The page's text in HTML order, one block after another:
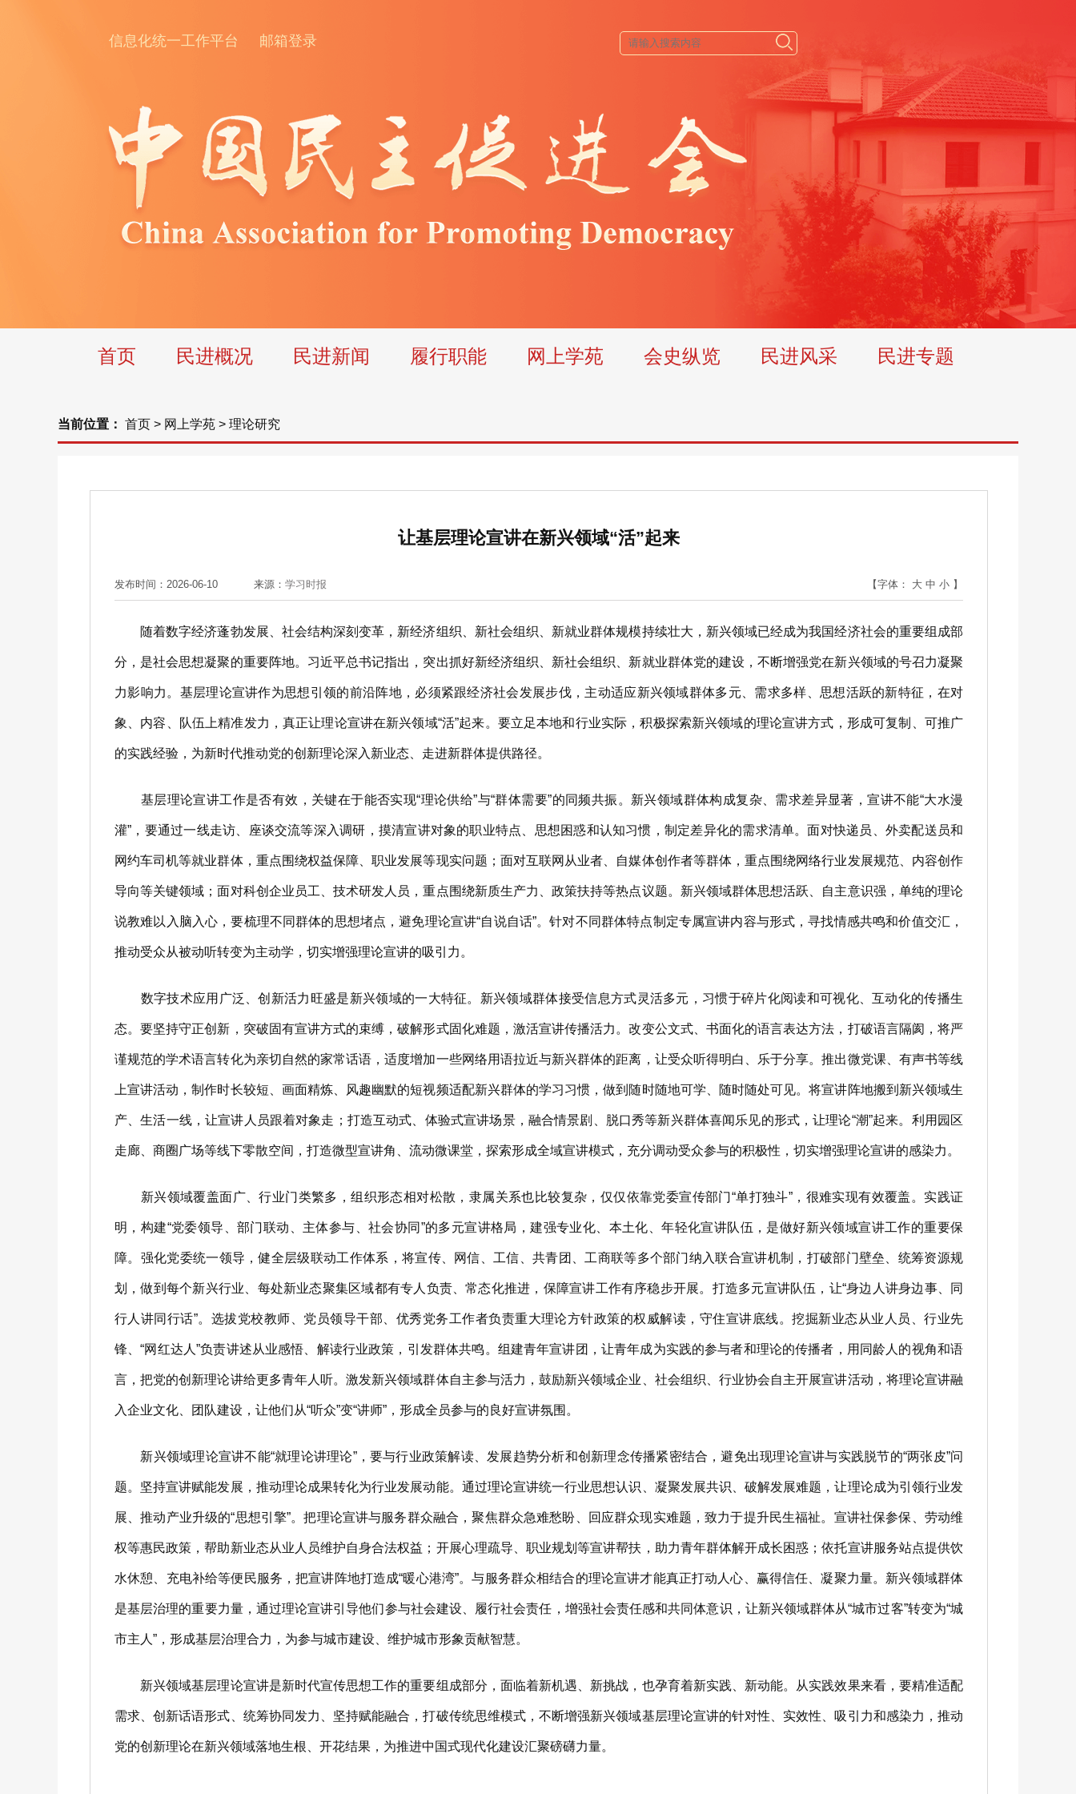
信息化统一工作平台 邮箱登录
首页 民进概况 民进新闻 履行职能 网上学苑 会史纵览 民进风采 民进专题
当前位置： 首页 > 网上学苑 > 理论研究
让基层理论宣讲在新兴领域“活”起来
发布时间：2026-06-10 来源： 学习时报 【字体： 大 中 小 】
随着数字经济蓬勃发展、社会结构深刻变革，新经济组织、新社会组织、新就业群体规模持续壮大，新兴领域已经成为我国经济社会的重要组成部
分，是社会思想凝聚的重要阵地。习近平总书记指出，突出抓好新经济组织、新社会组织、新就业群体党的建设，不断增强党在新兴领域的号召力凝聚
力影响力。基层理论宣讲作为思想引领的前沿阵地，必须紧跟经济社会发展步伐，主动适应新兴领域群体多元、需求多样、思想活跃的新特征，在对
象、内容、队伍上精准发力，真正让理论宣讲在新兴领域“活”起来。要立足本地和行业实际，积极探索新兴领域的理论宣讲方式，形成可复制、可推广
的实践经验，为新时代推动党的创新理论深入新业态、走进新群体提供路径。
基层理论宣讲工作是否有效，关键在于能否实现“理论供给”与“群体需要”的同频共振。新兴领域群体构成复杂、需求差异显著，宣讲不能“大水漫
灌”，要通过一线走访、座谈交流等深入调研，摸清宣讲对象的职业特点、思想困惑和认知习惯，制定差异化的需求清单。面对快递员、外卖配送员和
网约车司机等就业群体，重点围绕权益保障、职业发展等现实问题；面对互联网从业者、自媒体创作者等群体，重点围绕网络行业发展规范、内容创作
导向等关键领域；面对科创企业员工、技术研发人员，重点围绕新质生产力、政策扶持等热点议题。新兴领域群体思想活跃、自主意识强，单纯的理论
说教难以入脑入心，要梳理不同群体的思想堵点，避免理论宣讲“自说自话”。针对不同群体特点制定专属宣讲内容与形式，寻找情感共鸣和价值交汇，
推动受众从被动听转变为主动学，切实增强理论宣讲的吸引力。
数字技术应用广泛、创新活力旺盛是新兴领域的一大特征。新兴领域群体接受信息方式灵活多元，习惯于碎片化阅读和可视化、互动化的传播生
态。要坚持守正创新，突破固有宣讲方式的束缚，破解形式固化难题，激活宣讲传播活力。改变公文式、书面化的语言表达方法，打破语言隔阂，将严
谨规范的学术语言转化为亲切自然的家常话语，适度增加一些网络用语拉近与新兴群体的距离，让受众听得明白、乐于分享。推出微党课、有声书等线
上宣讲活动，制作时长较短、画面精炼、风趣幽默的短视频适配新兴群体的学习习惯，做到随时随地可学、随时随处可见。将宣讲阵地搬到新兴领域生
产、生活一线，让宣讲人员跟着对象走；打造互动式、体验式宣讲场景，融合情景剧、脱口秀等新兴群体喜闻乐见的形式，让理论“潮”起来。利用园区
走廊、商圈广场等线下零散空间，打造微型宣讲角、流动微课堂，探索形成全域宣讲模式，充分调动受众参与的积极性，切实增强理论宣讲的感染力。
新兴领域覆盖面广、行业门类繁多，组织形态相对松散，隶属关系也比较复杂，仅仅依靠党委宣传部门“单打独斗”，很难实现有效覆盖。实践证
明，构建“党委领导、部门联动、主体参与、社会协同”的多元宣讲格局，建强专业化、本土化、年轻化宣讲队伍，是做好新兴领域宣讲工作的重要保
障。强化党委统一领导，健全层级联动工作体系，将宣传、网信、工信、共青团、工商联等多个部门纳入联合宣讲机制，打破部门壁垒、统筹资源规
划，做到每个新兴行业、每处新业态聚集区域都有专人负责、常态化推进，保障宣讲工作有序稳步开展。打造多元宣讲队伍，让“身边人讲身边事、同
行人讲同行话”。选拔党校教师、党员领导干部、优秀党务工作者负责重大理论方针政策的权威解读，守住宣讲底线。挖掘新业态从业人员、行业先
锋、“网红达人”负责讲述从业感悟、解读行业政策，引发群体共鸣。组建青年宣讲团，让青年成为实践的参与者和理论的传播者，用同龄人的视角和语
言，把党的创新理论讲给更多青年人听。激发新兴领域群体自主参与活力，鼓励新兴领域企业、社会组织、行业协会自主开展宣讲活动，将理论宣讲融
入企业文化、团队建设，让他们从“听众”变“讲师”，形成全员参与的良好宣讲氛围。
新兴领域理论宣讲不能“就理论讲理论”，要与行业政策解读、发展趋势分析和创新理念传播紧密结合，避免出现理论宣讲与实践脱节的“两张皮”问
题。坚持宣讲赋能发展，推动理论成果转化为行业发展动能。通过理论宣讲统一行业思想认识、凝聚发展共识、破解发展难题，让理论成为引领行业发
展、推动产业升级的“思想引擎”。把理论宣讲与服务群众融合，聚焦群众急难愁盼、回应群众现实难题，致力于提升民生福祉。宣讲社保参保、劳动维
权等惠民政策，帮助新业态从业人员维护自身合法权益；开展心理疏导、职业规划等宣讲帮扶，助力青年群体解开成长困惑；依托宣讲服务站点提供饮
水休憩、充电补给等便民服务，把宣讲阵地打造成“暖心港湾”。与服务群众相结合的理论宣讲才能真正打动人心、赢得信任、凝聚力量。新兴领域群体
是基层治理的重要力量，通过理论宣讲引导他们参与社会建设、履行社会责任，增强社会责任感和共同体意识，让新兴领域群体从“城市过客”转变为“城
市主人”，形成基层治理合力，为参与城市建设、维护城市形象贡献智慧。
新兴领域基层理论宣讲是新时代宣传思想工作的重要组成部分，面临着新机遇、新挑战，也孕育着新实践、新动能。从实践效果来看，要精准适配
需求、创新话语形式、统筹协同发力、坚持赋能融合，打破传统思维模式，不断增强新兴领域基层理论宣讲的针对性、实效性、吸引力和感染力，推动
党的创新理论在新兴领域落地生根、开花结果，为推进中国式现代化建设汇聚磅礴力量。